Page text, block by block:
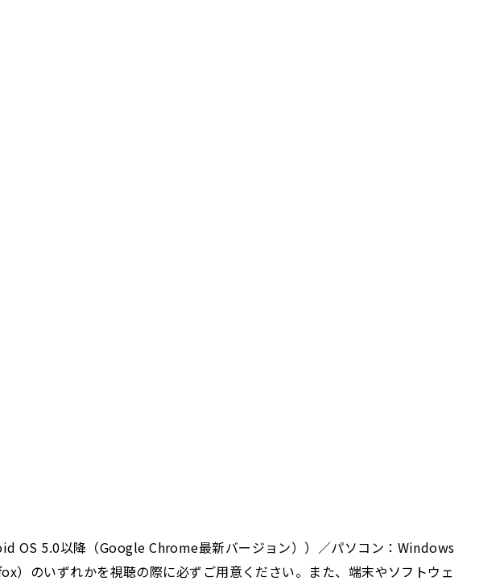
OS 5.0以降（Google Chrome最新バージョン））／パソコン：Windows
のいずれかを視聴の際に必ずご用意ください。また、端末やソフトウェ